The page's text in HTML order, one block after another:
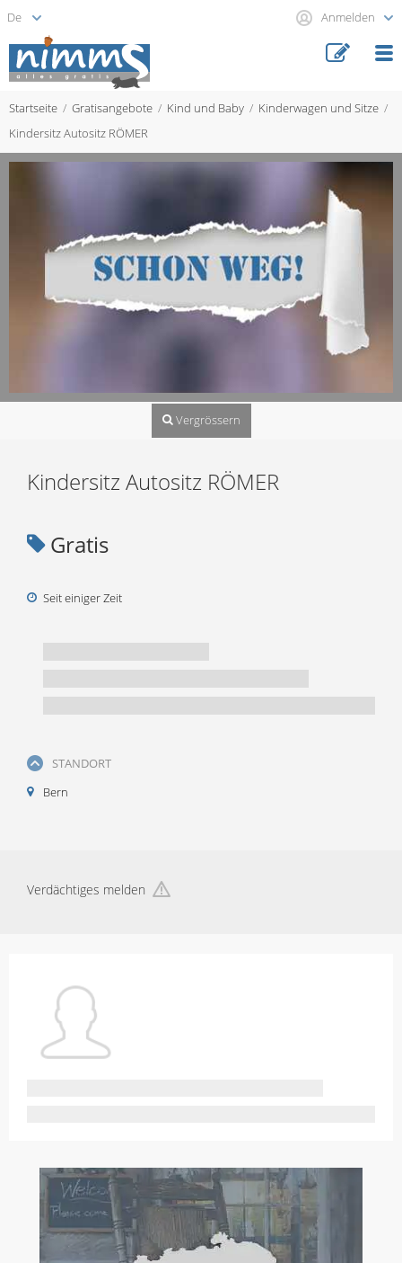
Anmelden
Startseite Gratisangebote Kind und Baby
Kinderwagen und Sitze
Kindersitz Autositz RÖMER
Vergrössern
Kindersitz Autositz RÖMER
Gratis
Seit einiger Zeit
STANDORT
Bern
Verdächtiges melden